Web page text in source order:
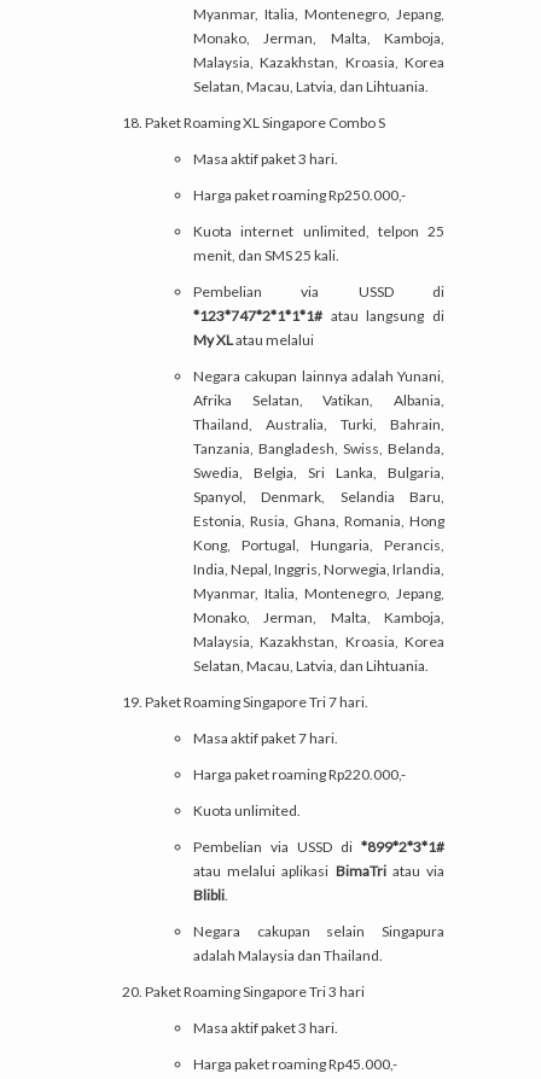
Myanmar, Italia, Montenegro, Jepang,
Monako, Jerman, Malta, Kamboja,
Malaysia, Kazakhstan, Kroasia, Korea
Selatan, Macau, Latvia, dan Lihtuania.
Paket Roaming XL Singapore Combo S
Masa aktif paket 3 hari.
Harga paket roaming Rp250.000,-
Kuota internet unlimited, telpon 25
menit, dan SMS 25 kali.
Pembelian via USSD di
*123*747*2*1*1*1# atau langsung di
My XLatau melalui
Negara cakupan lainnya adalah Yunani,
Afrika Selatan, Vatikan, Albania,
Thailand, Australia, Turki, Bahrain,
Tanzania, Bangladesh, Swiss, Belanda,
Swedia, Belgia, Sri Lanka, Bulgaria,
Spanyol, Denmark, Selandia Baru,
Estonia, Rusia, Ghana, Romania, Hong
Kong, Portugal, Hungaria, Perancis,
India, Nepal, Inggris, Norwegia, Irlandia,
Myanmar, Italia, Montenegro, Jepang,
Monako, Jerman, Malta, Kamboja,
Malaysia, Kazakhstan, Kroasia, Korea
Selatan, Macau, Latvia, dan Lihtuania.
Paket Roaming Singapore Tri 7 hari.
Masa aktif paket 7 hari.
Harga paket roaming Rp220.000,-
Kuota unlimited.
Pembelian via USSD di *899*2*3*1#
atau melalui aplikasi BimaTri atau via
Blibli
Negara cakupan selain Singapura
adalah Malaysia dan Thailand.
Paket Roaming Singapore Tri 3 hari
Masa aktif paket 3 hari.
Harga paket roaming Rp45.000,-